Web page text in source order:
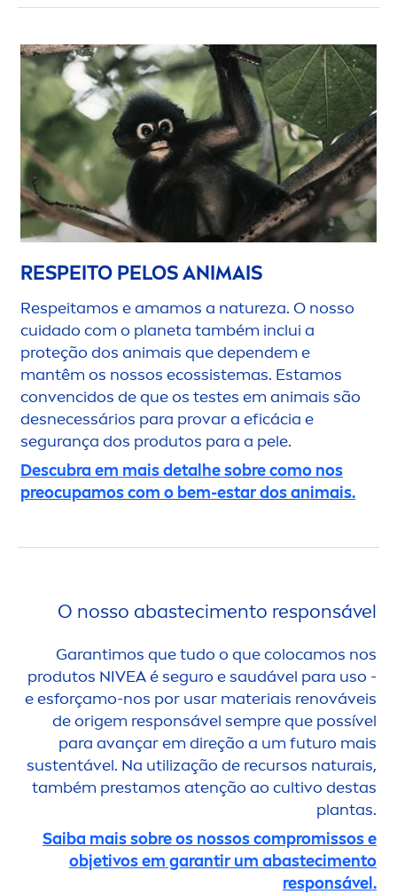
RESPEITO PELOS ANIMAIS
Respeitamos e amamos a natureza. O nosso
cuidado com o planeta também inclui a
proteção dos animais que dependem e
mantêm os nossos ecossistemas. Estamos
convencidos de que os testes em animais são
desnecessários para provar a eficácia e
segurança dos produtos para a pele.
Descubra em mais detalhe sobre como nos
preocupamos com o bem-estar dos animais.
O nosso abastecimento responsável
Garantimos que tudo o que colocamos nos
produtos NIVEAé seguro e saudável para uso -
e esforçamo-nos por usar materiais renováveis
de origem responsável sempre que possível
para avançar em direção a um futuro mais
sustentável. Na utilização de recursos naturais,
também prestamos atenção ao cultivo destas
plantas.
Saiba mais sobre os nossos compromissos e
objetivos em garantir um abastecimento
responsável.